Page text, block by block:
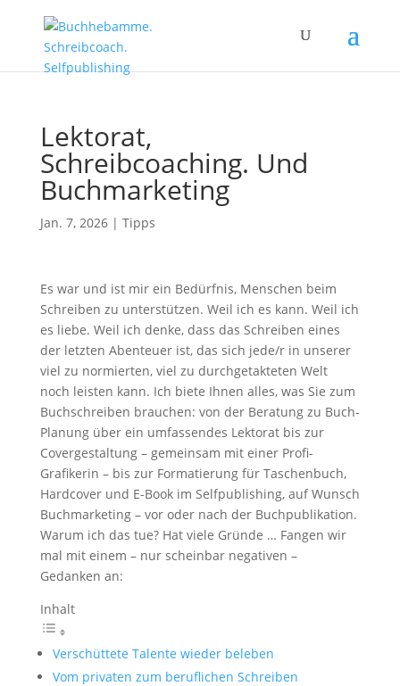
Lektorat,
Schreibcoaching. Und
Buchmarketing
Jan. 7, 2026| Tipps
Es war und ist mir ein Bedürfnis, Menschen beim
Schreiben zu unterstützen. Weil ich es kann. Weil ich
es liebe. Weil ich denke, dass das Schreiben eines
der letzten Abenteuer ist, das sich jede/r in unserer
viel zu normierten, viel zu durchgetakteten Welt
noch leisten kann. Ich biete Ihnen alles, was Sie zum
Buchschreiben brauchen: von der Beratung zu Buch-
Planung über ein umfassendes Lektorat bis zur
Covergestaltung – gemeinsam mit einer Profi-
Grafikerin – bis zur Formatierung für Taschenbuch,
Hardcover und E-Book im Selfpublishing, auf Wunsch
Buchmarketing – vor oder nach der Buchpublikation.
Warum ich das tue? Hat viele Gründe … Fangen wir
mal mit einem – nur scheinbar negativen –
Gedanken an:
Inhalt
Verschüttete Talente wieder beleben
Vom privaten zum beruflichen Schreiben